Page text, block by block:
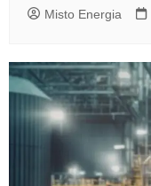
Misto Energia